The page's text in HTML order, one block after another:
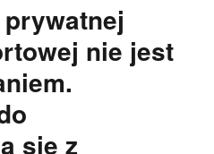
nie jest
sie z